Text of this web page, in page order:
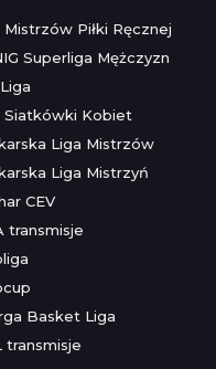
Mistrzów Piłki Ręcznej
Superliga Mężczyzn
Siatkówki Kobiet
Liga Mistrzów
Liga Mistrzyń
CEV
transmisje
Basket Liga
transmisje